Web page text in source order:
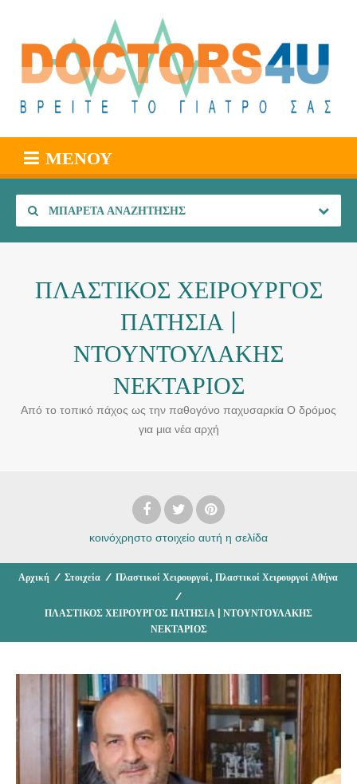
ΜΕΝΟΎ
ΜΠΑΡΈΤΑ ΑΝΑΖΉΤΗΣΗΣ
ΠΛΑΣΤΙΚΟΣ ΧΕΙΡΟΥΡΓΟΣ
ΠΑΤΗΣΙΑ |
ΝΤΟΥΝΤΟΥΛΑΚΗΣ
ΝΕΚΤΑΡΙΟΣ
Από το τοπικό πάχος ως την παθογόνο παχυσαρκία Ο δρόμος
για μια νέα αρχή
κοινόχρηστο στοιχείο αυτή η σελίδα
Αρχική / Στοιχεία / Πλαστικοί Χειρουργοί , Πλαστικοί Χειρουργοί Αθήνα
/
ΠΛΑΣΤΙΚΟΣ ΧΕΙΡΟΥΡΓΟΣ ΠΑΤΗΣΙΑ | ΝΤΟΥΝΤΟΥΛΑΚΗΣ
ΝΕΚΤΑΡΙΟΣ